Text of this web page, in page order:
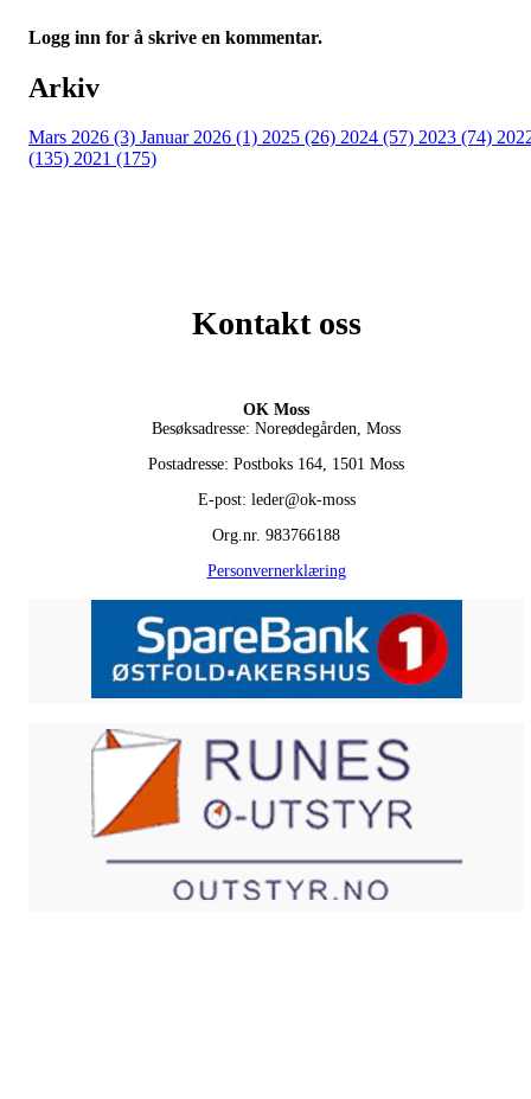
Logg inn for å skrive en kommentar.
Arkiv
Mars 2026 (3) Januar 2026 (1) 2025 (26) 2024 (57) 2023 (74)
(135) 2021 (175)
Kontakt oss
OK Moss
Besøksadresse: Noreødegården, Moss
Postadresse: Postboks 164, 1501 Moss
E-post: leder@ok-moss
Org.nr. 983766188
Personvernerklæring